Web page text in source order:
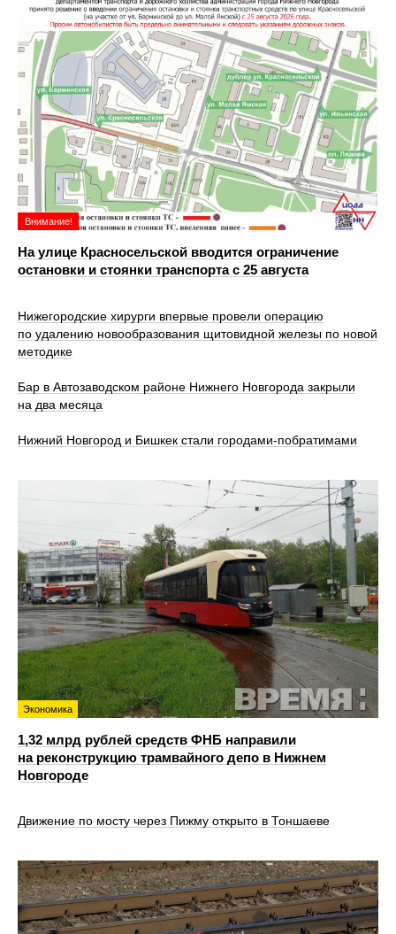
Внимание!
На улице Красносельской вводится ограничение
остановки и стоянки транспорта с 25 августа
Нижегородские хирурги впервые провели операцию
по удалению новообразования щитовидной железы по новой
методике
Бар в Автозаводском районе Нижнего Новгорода закрыли
на два месяца
Нижний Новгород и Бишкек стали городами-побратимами
Экономика
1,32 млрд рублей средств ФНБ направили
на реконструкцию трамвайного депо в Нижнем
Новгороде
Движение по мосту через Пижму открыто в Тоншаеве